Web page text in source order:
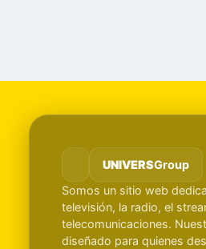
UNIVERSGroup
Somos un sitio web
televisión, la radio, el
telecomunicaciones.
diseñado para quienes